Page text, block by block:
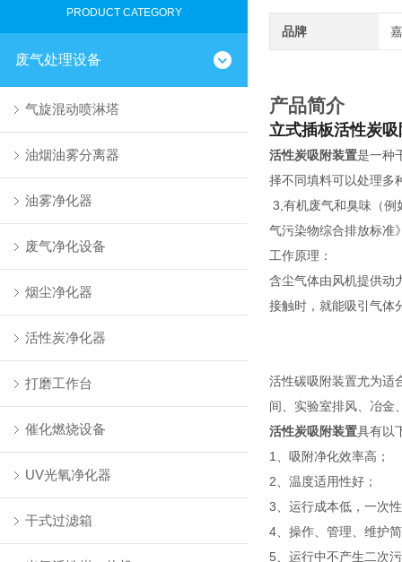
PRODUCT CATEGORY
废气处理设备
气旋混动喷淋塔
油烟油雾分离器
油雾净化器
废气净化设备
烟尘净化器
活性炭净化器
打磨工作台
催化燃烧设备
UV光氧净化器
干式过滤箱
品牌
产品简介
立式插板活性炭吸
活性炭吸附装置是一种
择不同填料可以处理多
3,有机废气和臭味（
气污染物综合排放标准
工作原理：
含尘气体由风机提供动
接触时，就能吸引气体
活性碳吸附装置尤为适
间、实验室排风、冶金
活性炭吸附装置具有以
1、吸附净化效率高；
2、温度适用性好；
3、运行成本低，一次
4、操作、管理、维护
5、运行中不产生二次